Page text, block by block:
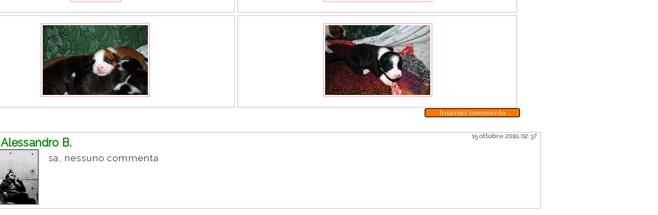
Inserisci commento
Alessandro B.
15 ottobre 2010, 02:37
sa, nessuno commenta